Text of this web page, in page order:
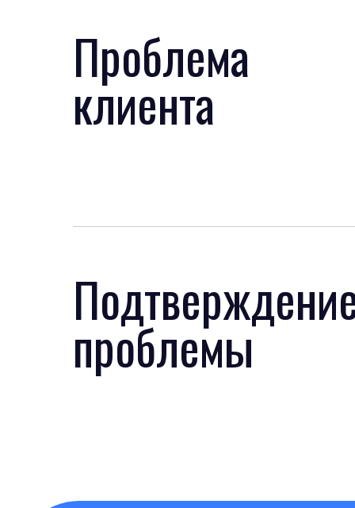
Проблема
клиента
проблемы